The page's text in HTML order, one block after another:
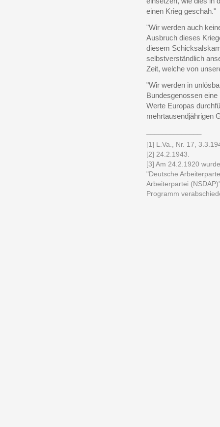
einen Krieg geschah."
"Wir werden auch
Ausbruch dieses
diesem
selbstverständlich
Zeit, welche von
"Wir werden in
Bundesgenossen
Werte Europas
mehrtausendjährigen
[1] L.Va., Nr. 17,
[2] 24.2.1943.
[3] Am 24.2.1920
"Deutsche
Arbeiterpartei
Programm